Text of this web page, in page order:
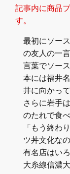
記事内に商品
す。
最初にソー
の友人の一
言葉でソー
本には福井
井に向かっ
さらに岩手
のたれで食
「もう終わ
ツ丼文化な
有名店はい
大糸線信濃